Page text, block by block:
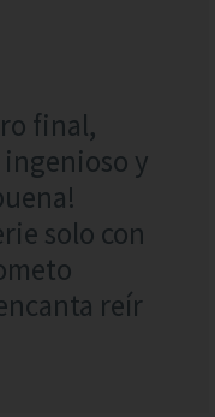
final,
y
solo con
reír